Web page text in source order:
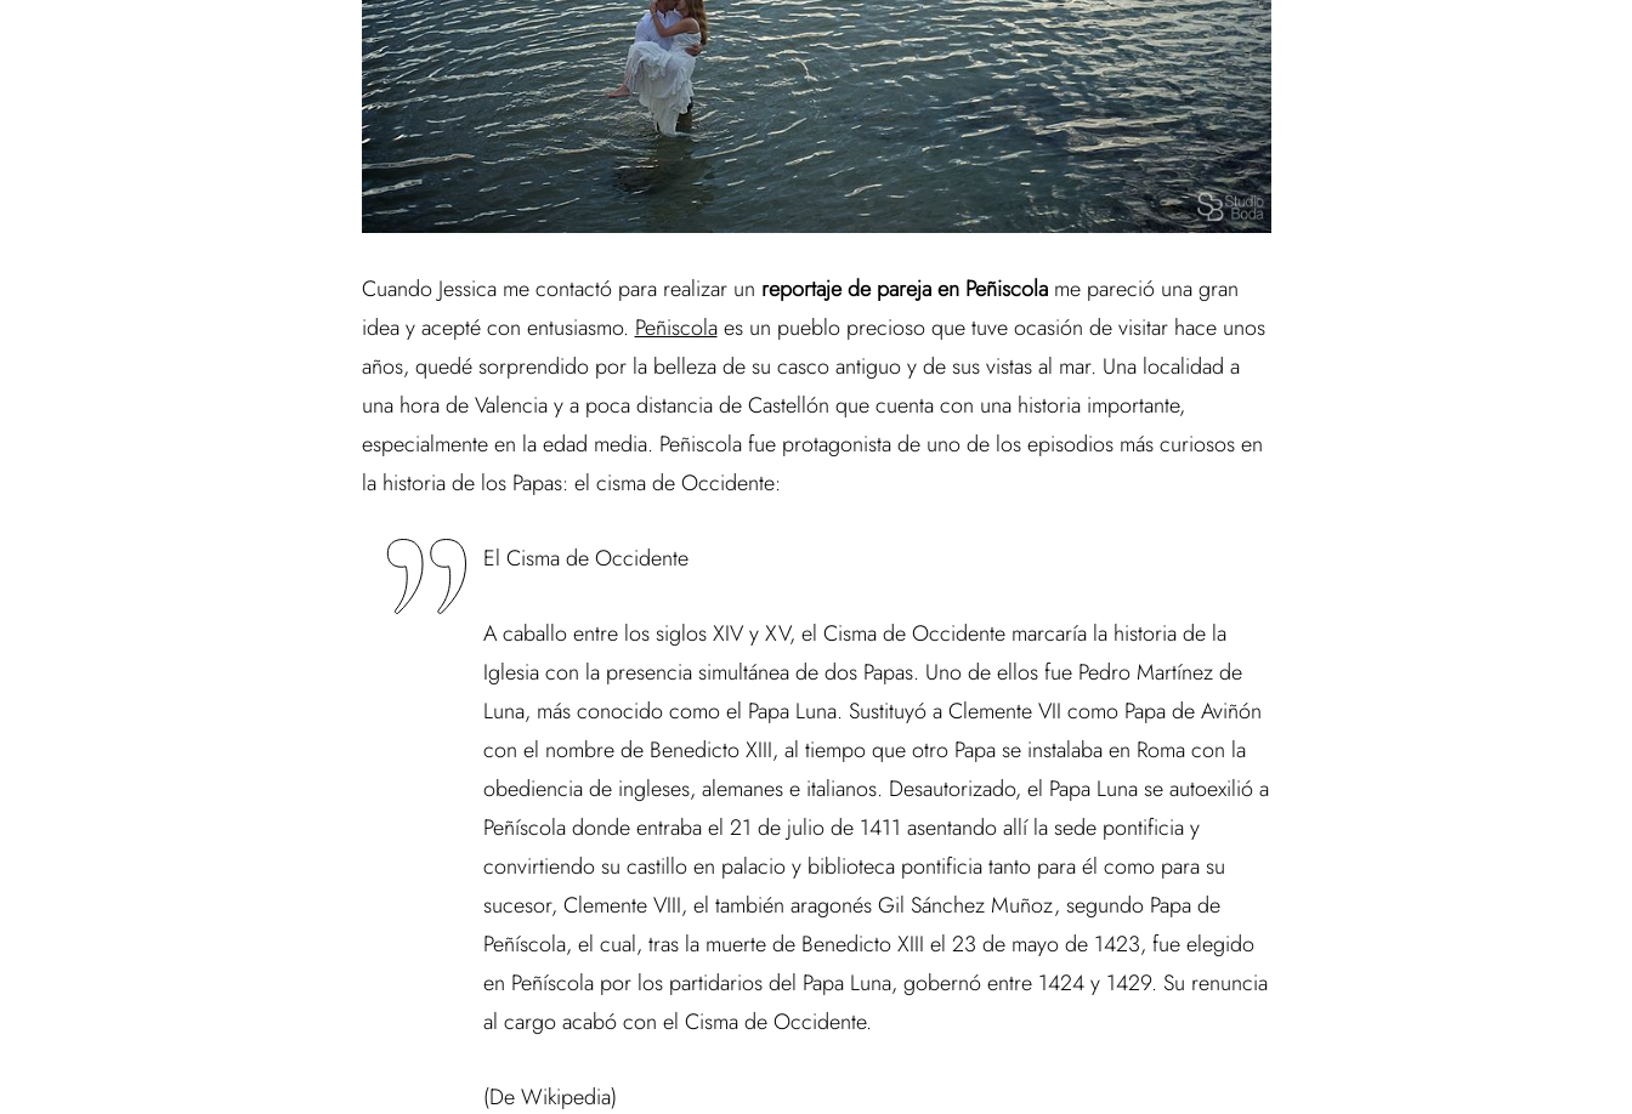
Cuando Jessica me contactó para realizar un reportaje de pareja en Peñiscolame pareció una gran
idea y acepté con entusiasmo. Peñiscolaes un pueblo precioso que tuve ocasión de visitar hace unos
años, quedé sorprendido por la belleza de su casco antiguo y de sus vistas al mar. Una localidad a
una hora de Valencia y a poca distancia de Castellón que cuenta con una historia importante,
especialmente en la edad media. Peñiscola fue protagonista de uno de los episodios más curiosos en
la historia de los Papas: el cisma de Occidente:
El Cisma de Occidente
A caballo entre los siglos XIV y XV, el Cisma de Occidente marcaría la historia de la
Iglesia con la presencia simultánea de dos Papas. Uno de ellos fue Pedro Martínez de
Luna, más conocido como el Papa Luna. Sustituyó a Clemente VII como Papa de Aviñón
con el nombre de Benedicto XIII, al tiempo que otro Papa se instalaba en Roma con la
obediencia de ingleses, alemanes e italianos. Desautorizado, el Papa Luna se autoexilió a
Peñíscola donde entraba el 21 de julio de 1411 asentando allí la sede pontificia y
convirtiendo su castillo en palacio y biblioteca pontificia tanto para él como para su
sucesor, Clemente VIII, el también aragonés Gil Sánchez Muñoz, segundo Papa de
Peñíscola, el cual, tras la muerte de Benedicto XIII el 23 de mayo de 1423, fue elegido
en Peñíscola por los partidarios del Papa Luna, gobernó entre 1424 y 1429. Su renuncia
al cargo acabó con el Cisma de Occidente.
(De Wikipedia)